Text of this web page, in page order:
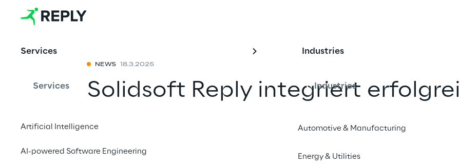
Services
Services
Artificial Intelligence
AI-powered Software Engineering
Industries
Industries
Automotive & Manufacturing
Energy & Utilities
NEWS 18.3.2025
Solidsoft Reply integriert
System in die europäische
zur Arzneimittelverifizierung